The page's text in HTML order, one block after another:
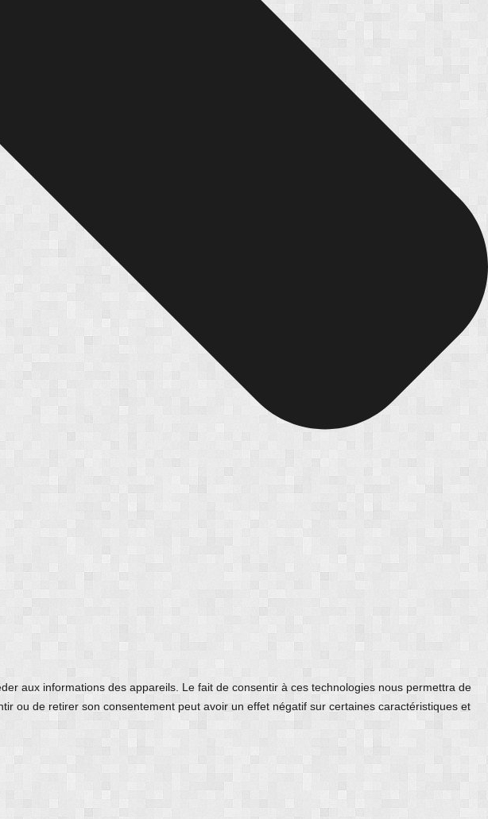
aux informations des appareils. Le fait de consentir à ces technologies nous permettra de
ou de retirer son consentement peut avoir un effet négatif sur certaines caractéristiques et